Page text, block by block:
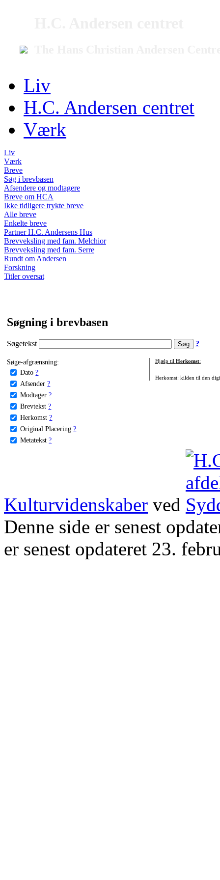
Liv
H.C. Andersen centret
Værk
Liv
Værk
Breve
Søg i brevbasen
Afsendere og modtagere
Breve om HCA
Ikke tidligere trykte breve
Alle breve
Enkelte breve
Partner H.C. Andersens Hus
Brevveksling med fam. Melchior
Brevveksling med fam. Serre
Rundt om Andersen
Forskning
Titler oversat
Søgning i brevbasen
Søgetekst ?
Søge-afgrænsning:
Dato ?
Afsender ?
Modtager ?
Brevtekst ?
Herkomst ?
Original Placering ?
Metatekst ?
Hjælp til Herkomst:
Herkomst: kilden til den
Kulturvidenskaber ved
Denne side er senest
er senest opdateret 23.